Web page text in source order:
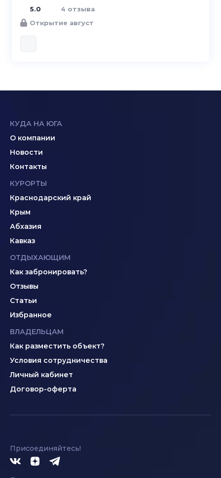
5.0
4 отзыва
Открытие август
КУДА НА ЮГА
О компании
Новости
Контакты
КУРОРТЫ
Краснодарский край
Крым
Абхазия
Кавказ
ОТДЫХАЮЩИМ
Как забронировать?
Отзывы
Статьи
Избранное
ВЛАДЕЛЬЦАМ
Как разместить объект?
Условия сотрудничества
Личный кабинет
Договор-оферта
Присоединяйтесь!